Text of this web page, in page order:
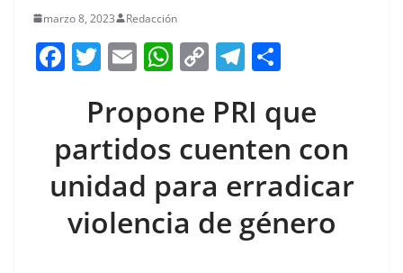
marzo 8, 2023 Redacción
F
e
b
o
o
T
itt
er
E
ai
l
W
at
s
A
p
p
C
p
y
Li
n
k
T
e
gr
a
m
ar
e
Propone PRI que
partidos cuenten con
unidad para erradicar
violencia de género